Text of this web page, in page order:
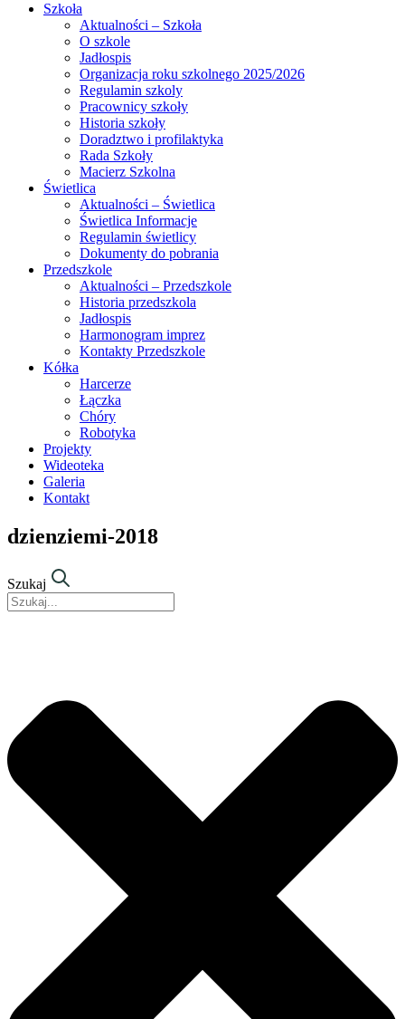
Szkoła
Aktualności – Szkoła
O szkole
Jadłospis
Organizacja roku szkolnego 2025/2026
Regulamin szkoly
Pracownicy szkoły
Historia szkoły
Doradztwo i profilaktyka
Rada Szkoły
Macierz Szkolna
Świetlica
Aktualności – Świetlica
Świetlica Informacje
Regulamin świetlicy
Dokumenty do pobrania
Przedszkole
Aktualności – Przedszkole
Historia przedszkola
Jadłospis
Harmonogram imprez
Kontakty Przedszkole
Kółka
Harcerze
Łączka
Chóry
Robotyka
Projekty
Wideoteka
Galeria
Kontakt
dzienziemi-2018
Szukaj